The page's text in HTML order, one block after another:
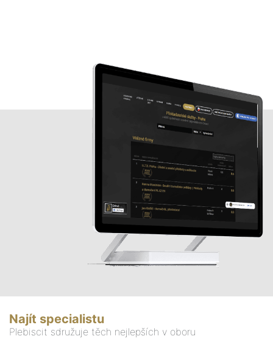
Najít specialistu
Plebiscit sdružuje těch nejlepších v oboru